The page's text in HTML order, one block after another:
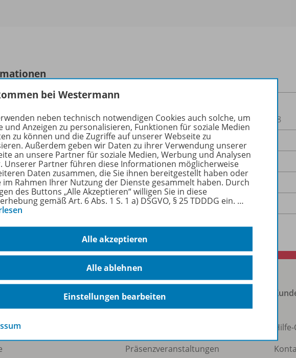
OD100200000468
am
19.01.2022
446,3 kB
PDF-Dokument
Veranstaltungen
Präsenzveranstaltungen
bei Westermann
neben technisch notwendigen Cookies auch solche, um
und Anzeigen zu personalisieren, Funktionen für soziale Medien
zu können und die Zugriffe auf unserer Webseite zu
Außerdem geben wir Daten zu ihrer Verwendung unserer
an unsere Partner für soziale Medien, Werbung und Analysen
Unserer Partner führen diese Informationen möglicherweise
Daten zusammen, die Sie ihnen bereitgestellt haben oder
im Rahmen Ihrer Nutzung der Dienste gesammelt haben. Durch
des Buttons „Alle Akzeptieren“ willigen Sie in diese
gemäß Art. 6 Abs. 1 S. 1 a) DSGVO, § 25 TDDDG ein. …
Alle akzeptieren
Alle ablehnen
Einstellungen bearbeiten